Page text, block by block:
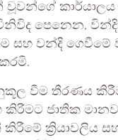
පෙනෙන,
සහ වන්දි
වීම තීරණය
ජාතික
ක්‍රියාවලිය